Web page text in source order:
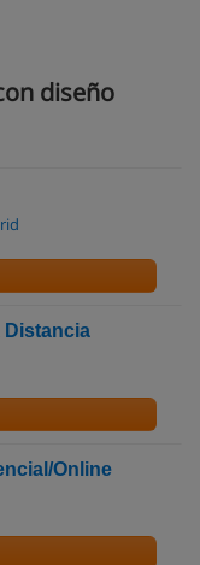
diseño
Distancia
Online